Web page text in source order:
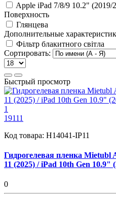
Apple iPad 7/8/9 10.2" (2019/
Поверхность
Глянцева
Дополнительные
Фільтр блакитного світла
Сортировать:
Быстрый просмотр
1
19111
Код товара: H14041-IP11
Гидрогелевая пленка
11 (2025) / iPad 10th Gen 10.9"
0